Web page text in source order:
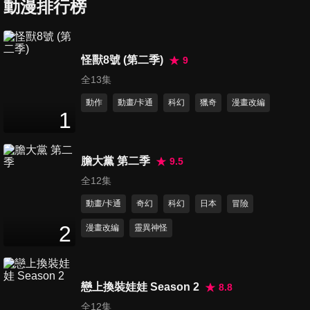
24分鐘
第38集 前後任新人王
第39集 在異國的挑戰
第40集 超越反擊拳的反擊拳
動漫排行榜
1
怪獸8號 (第二季)
9
全13集
動作 動畫/卡通 科幻 獵奇 漫畫改編
2
膽大黨 第二季
9.5
全12集
動畫/卡通 奇幻 科幻 日本 冒險
漫畫改編 靈異神怪
戀上換裝娃娃 Season 2
8.8
全12集